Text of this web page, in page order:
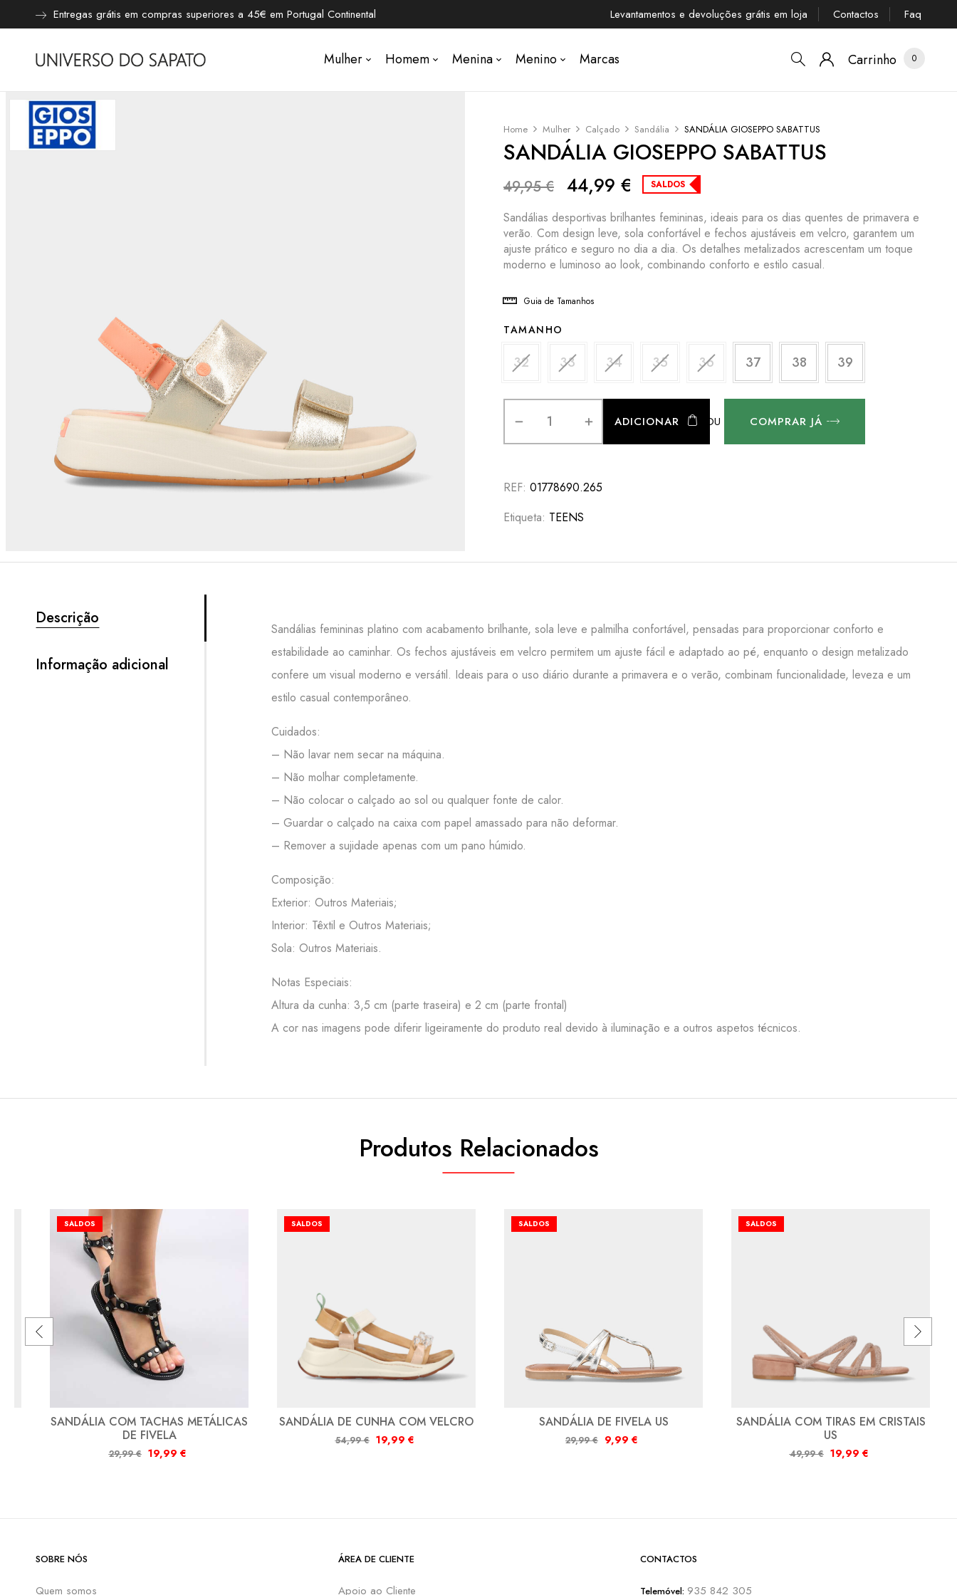
Entregas grátis em compras superiores a 45€ em Portugal Continental Levantamentos e devoluções grátis em loja Contactos Faq
Mulher Homem Menina Menino Marcas Carrinho 0
Home Mulher Calçado Sandália SANDÁLIA GIOSEPPO SABATTUS
SANDÁLIA GIOSEPPO SABATTUS
49,95€ 44,99 € SALDOS
Sandálias desportivas brilhantes femininas, ideais para os dias quentes de primavera e
verão. Com design leve, sola confortável e fechos ajustáveis em velcro, garantem um
ajuste prático e seguro no dia a dia. Os detalhes metalizados acrescentam um toque
moderno e luminoso ao look, combinando conforto e estilo casual.
Guia de Tamanhos
TAMANHO
32 33 34 35 36 37 38 39
ADICIONAR OU COMPRAR JÁ
REF: 01778690.265
Etiqueta: TEENS
Descrição
Informação adicional
Sandálias femininas platino com acabamento brilhante, sola leve e palmilha confortável, pensadas para proporcionar conforto e
estabilidade ao caminhar. Os fechos ajustáveis em velcro permitem um ajuste fácil e adaptado ao pé, enquanto o design metalizado
confere um visual moderno e versátil. Ideais para o uso diário durante a primavera e o verão, combinam funcionalidade, leveza e um
estilo casual contemporâneo.
Cuidados:
– Não lavar nem secar na máquina.
– Não molhar completamente.
– Não colocar o calçado ao sol ou qualquer fonte de calor.
– Guardar o calçado na caixa com papel amassado para não deformar.
– Remover a sujidade apenas com um pano húmido.
Composição:
Exterior: Outros Materiais;
Interior: Têxtil e Outros Materiais;
Sola: Outros Materiais.
Notas Especiais:
Altura da cunha: 3,5 cm (parte traseira) e 2 cm (parte frontal)
A cor nas imagens pode diferir ligeiramente do produto real devido à iluminação e a outros aspetos técnicos.
Produtos Relacionados
SALDOS
SANDÁLIA COM TACHAS METÁLICAS
DE FIVELA
29,99€ 19,99 €
SALDOS
SANDÁLIA DE CUNHA COM VELCRO
54,99€ 19,99 €
SALDOS
SANDÁLIA DE FIVELA US
29,99€ 9,99 €
SALDOS
SANDÁLIA COM TIRAS EM CRISTAIS
US
49,99€ 19,99 €
SOBRE NÓS
Quem somos
ÁREA DE CLIENTE
Apoio ao Cliente
CONTACTOS
Telemóvel: 935 842 305